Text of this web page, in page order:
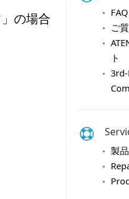
FAQ
ご
ト
製